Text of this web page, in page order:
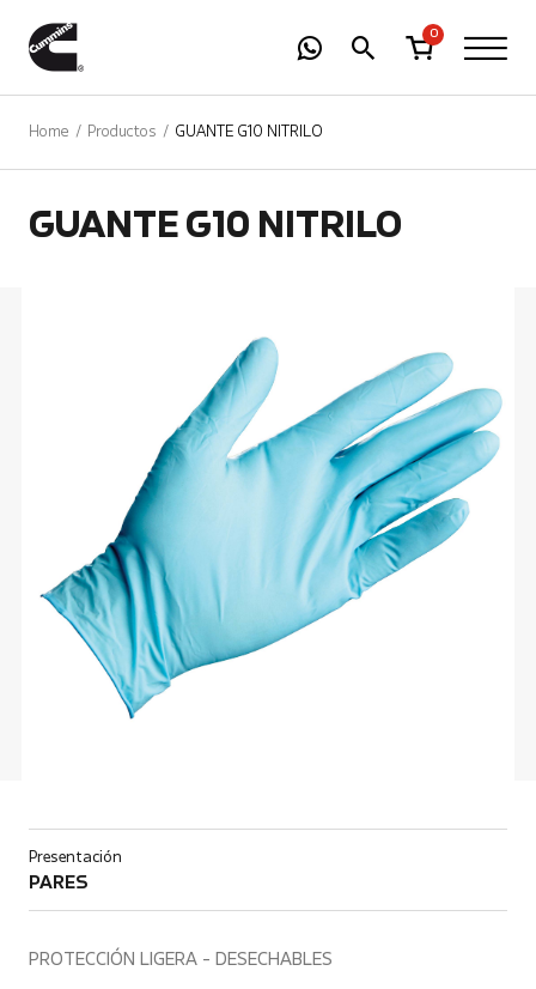
0
Home Productos GUANTE G10 NITRILO
GUANTE G10 NITRILO
Presentación
PARES
PROTECCIÓN LIGERA - DESECHABLES